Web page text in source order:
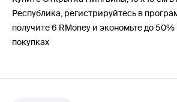
Республика, регистрируйтесь в
получите 6 RMoney и экономьте до
покупках